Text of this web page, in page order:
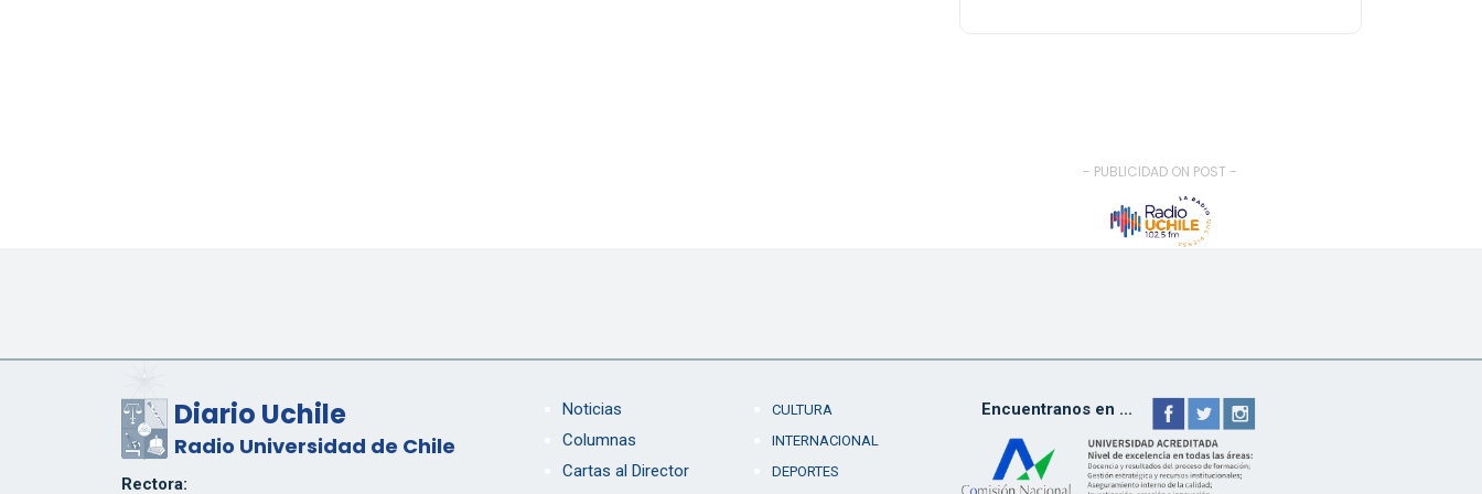
- PUBLICIDAD ON POST -
Diario Uchile
Radio Universidad de Chile
Rectora:
Noticias
Columnas
Cartas al Director
CULTURA
INTERNACIONAL
DEPORTES
Encuentranos en ...